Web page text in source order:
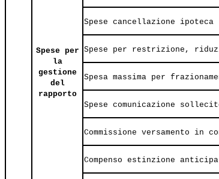
Spese per
la
gestione
del
rapporto
Spese cancellazione ipoteca
Spese per restrizione,
Spesa massima per
Spese comunicazione
Commissione versamento in
Compenso estinzione